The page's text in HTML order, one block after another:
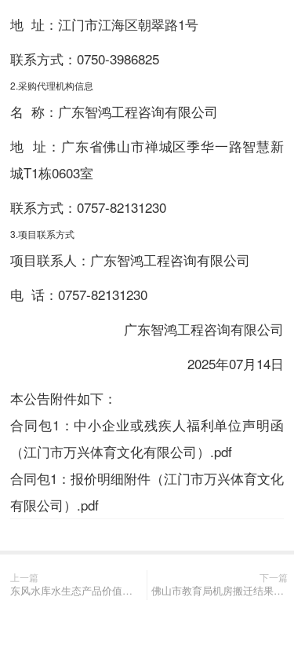
地 址：江门市江海区朝翠路1号
联系方式： 0750-3986825
2.采购代理机构信息
名 称：广东智鸿工程咨询有限公司
地 址：广东省佛山市禅城区季华一路智慧新
城T1栋0603室
联系方式： 0757-82131230
3.项目联系方式
项目联系人：广东智鸿工程咨询有限公司
电 话： 0757-82131230
广东智鸿工程咨询有限公司
2025年07月14日
本公告附件如下：
合同包1：中小企业或残疾人福利单位声明函
（江门市万兴体育文化有限公司）.pdf
合同包1：报价明细附件（江门市万兴体育文化
有限公司）.pdf
上一篇
东风水库水生态产品价值核算与实现技术支撑服务项目中标（成交）结果公告
下一篇
佛山市教育局机房搬迁结果公告